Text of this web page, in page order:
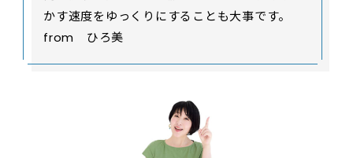
かす速度をゆっくりにすることも大事です。
from ひろ美